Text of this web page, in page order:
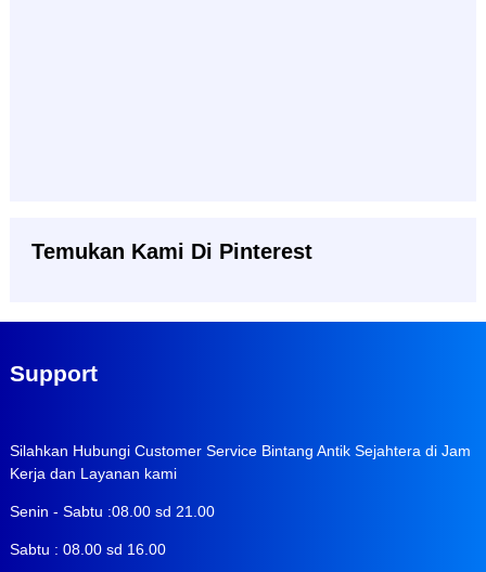
Temukan Kami Di Pinterest
Support
Silahkan Hubungi Customer Service Bintang Antik Sejahtera di Jam
Kerja dan Layanan kami
Senin - Sabtu :08.00 sd 21.00
Sabtu : 08.00 sd 16.00